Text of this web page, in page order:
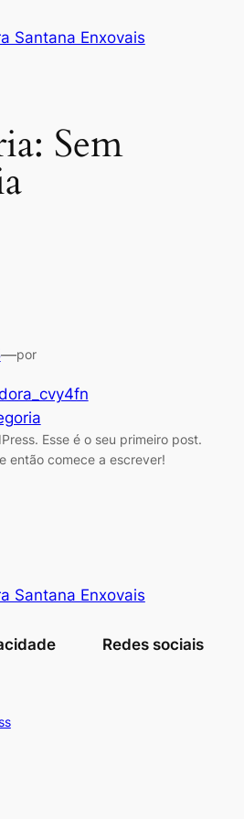
Santana Enxovais
Sem
—por
Esse é o seu primeiro post.
então comece a escrever!
Santana Enxovais
Redes sociais